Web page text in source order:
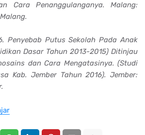
Cara Penanggulanganya. Malang:
Penyebab Putus Sekolah Pada Anak
Dasar Tahun 2013-2015) Ditinjau
dan Cara Mengatasinya. (Studi
Kab. Jember Tahun 2016). Jember: